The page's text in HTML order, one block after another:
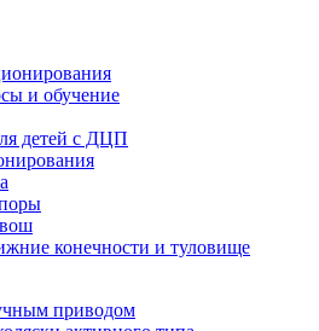
и обучение
детей с ДЦП
конечности и туловище
приводом